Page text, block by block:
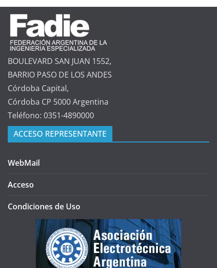
BOULEVARD SAN JUAN 1552,
BARRIO PASO DE LOS ANDES
Córdoba Capital,
Córdoba CP 5000 Argentina
Teléfono: 0351-4890000
ACCESO REPRESENTANTE
WebMail
Acceso
Condiciones de Uso